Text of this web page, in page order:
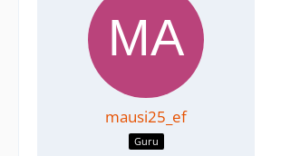
mausi25_ef
Guru